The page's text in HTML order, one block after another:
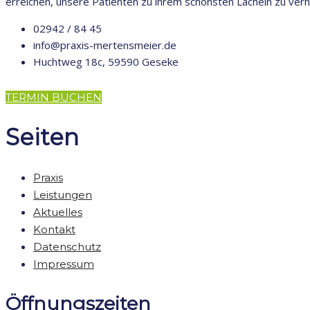
02942 / 84 45
info@praxis-mertensmeier.de
Huchtweg 18c, 59590 Geseke
TERMIN BUCHEN
Seiten
Praxis
Leistungen
Aktuelles
Kontakt
Datenschutz
Impressum
Öffnungszeiten